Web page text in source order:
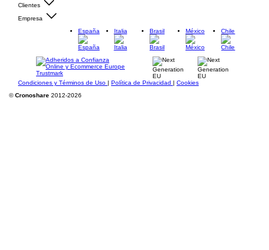
Clientes
Empresa
España
Italia Brasil México Chile
Condiciones y Términos de Uso | Política de Privacidad | Cookies
©Cronoshare 2012-2026